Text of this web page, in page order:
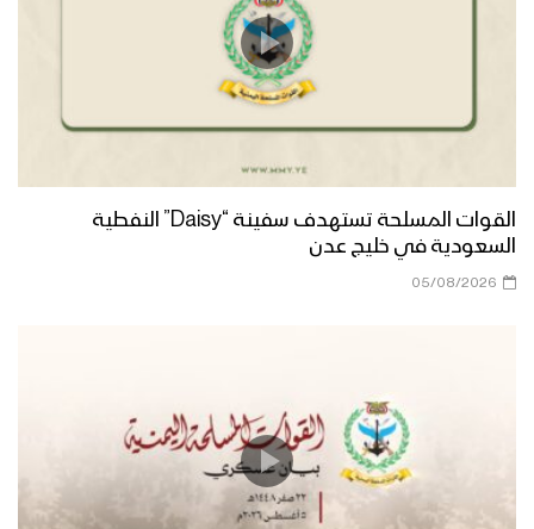
القوات المسلحة تستهدف سفينة “Daisy” النفطية
السعودية في خليج عدن
05/08/2026